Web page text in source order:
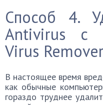
Способ 4.
Antivirus с
Virus Remover
В настоящее время
как обычные
гораздо труднее